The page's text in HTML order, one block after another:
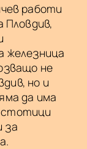
работи
Пловдив,
железница
не
но и
да има
стотици
за